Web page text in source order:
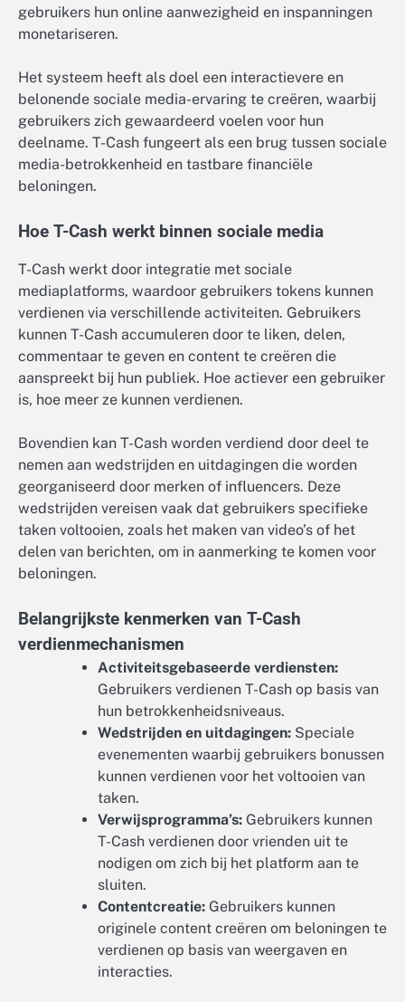
gebruikers hun online aanwezigheid en inspanningen
monetariseren.
Het systeem heeft als doel een interactievere en
belonende sociale media-ervaring te creëren, waarbij
gebruikers zich gewaardeerd voelen voor hun
deelname. T-Cash fungeert als een brug tussen sociale
media-betrokkenheid en tastbare financiële
beloningen.
Hoe T-Cash werkt binnen sociale media
T-Cash werkt door integratie met sociale
mediaplatforms, waardoor gebruikers tokens kunnen
verdienen via verschillende activiteiten. Gebruikers
kunnen T-Cash accumuleren door te liken, delen,
commentaar te geven en content te creëren die
aanspreekt bij hun publiek. Hoe actiever een gebruiker
is, hoe meer ze kunnen verdienen.
Bovendien kan T-Cash worden verdiend door deel te
nemen aan wedstrijden en uitdagingen die worden
georganiseerd door merken of influencers. Deze
wedstrijden vereisen vaak dat gebruikers specifieke
taken voltooien, zoals het maken van video’s of het
delen van berichten, om in aanmerking te komen voor
beloningen.
Belangrijkste kenmerken van T-Cash
verdienmechanismen
Activiteitsgebaseerde verdiensten:
Gebruikers verdienen T-Cash op basis van
hun betrokkenheidsniveaus.
Wedstrijden en uitdagingen: Speciale
evenementen waarbij gebruikers bonussen
kunnen verdienen voor het voltooien van
taken.
Verwijsprogramma’s: Gebruikers kunnen
T-Cash verdienen door vrienden uit te
nodigen om zich bij het platform aan te
sluiten.
Contentcreatie: Gebruikers kunnen
originele content creëren om beloningen te
verdienen op basis van weergaven en
interacties.